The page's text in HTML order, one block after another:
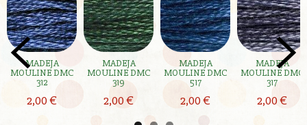
MADEJA
MOULINE DMC
312
2,00 €
MADEJA
MOULINE DMC
319
2,00 €
MADEJA
MOULINE DMC
517
2,00 €
MADEJA
MOULINE DMC
317
2,00 €